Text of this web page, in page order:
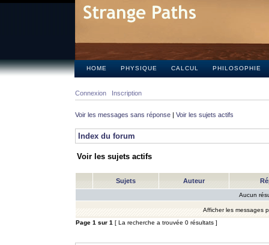
HOME PHYSIQUE CALCUL PHILOSOPHIE
Connexion Inscription
Voir les messages sans réponse | Voir les sujets actifs
Index du forum
Voir les sujets actifs
Sujets Auteur
Aucun
Afficher les messages
Page 1 sur 1 [ La recherche a trouvée 0 résultats ]